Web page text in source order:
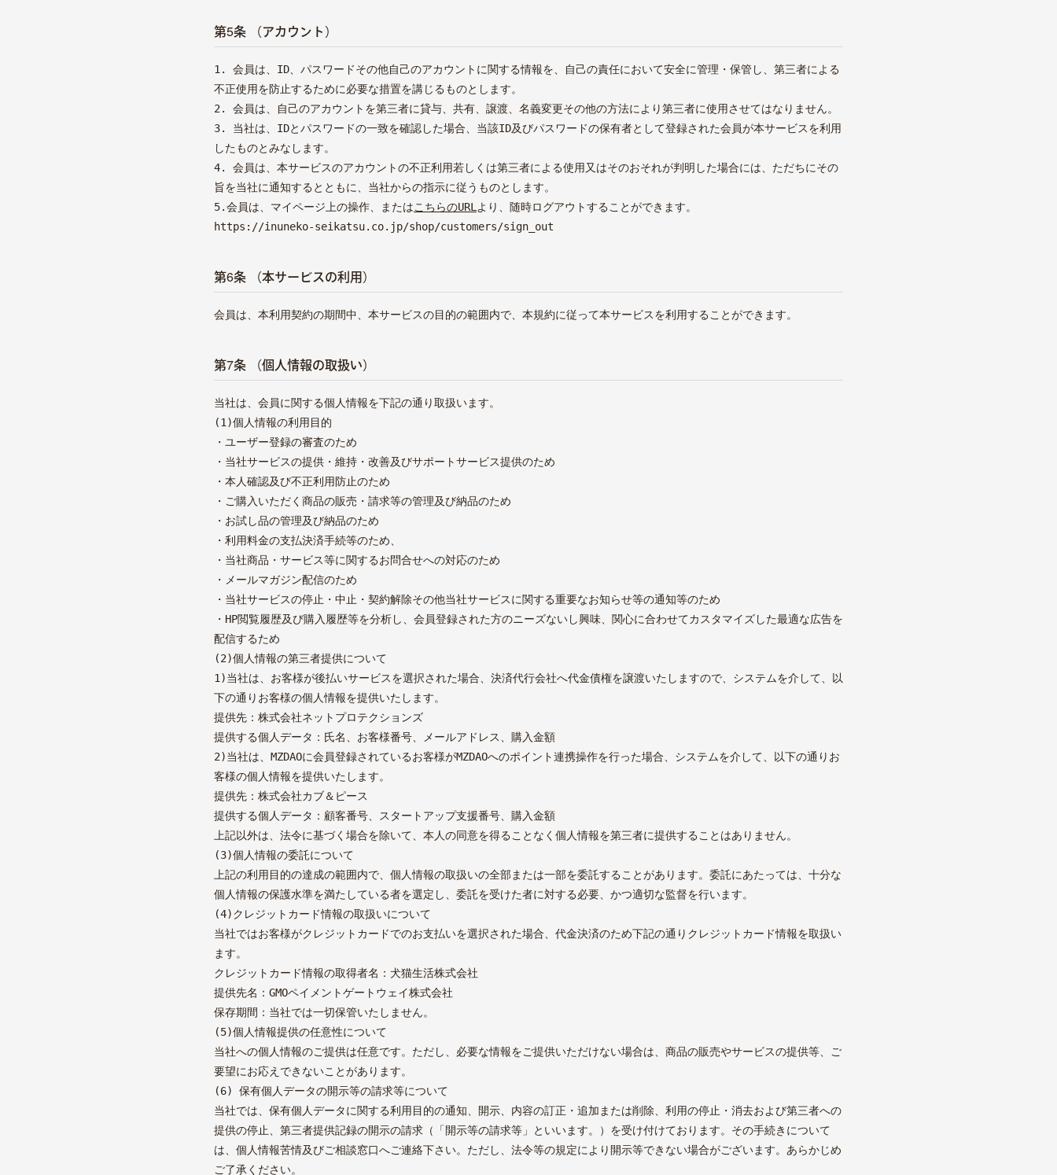
安心安全へのこだわり
往診クリニック
殺処分ゼロをめざして
カート
OFFICIAL SNS LINE X note Instagram〈dog〉
Instagram〈cat〉
Instagram〈clinic〉
第5条 （アカウント）
1. 会員は、ID、パスワードその他自己のアカウントに関する情報を、自己の責任において安全に管理・保管し、第三者による
不正使用を防止するために必要な措置を講じるものとします。
2. 会員は、自己のアカウントを第三者に貸与、共有、譲渡、名義変更その他の方法により第三者に使用させてはなりません。
3. 当社は、IDとパスワードの一致を確認した場合、当該ID及びパスワードの保有者として登録された会員が本サービスを利用
したものとみなします。
4. 会員は、本サービスのアカウントの不正利用若しくは第三者による使用又はそのおそれが判明した場合には、ただちにその
旨を当社に通知するとともに、当社からの指示に従うものとします。
5.会員は、マイページ上の操作、またはこちらのURL より、随時ログアウトすることができます。
https://inuneko-seikatsu.co.jp/shop/customers/sign_out
第6条 （本サービスの利用）
会員は、本利用契約の期間中、本サービスの目的の範囲内で、本規約に従って本サービスを利用することができます。
第7条 （個人情報の取扱い）
当社は、会員に関する個人情報を下記の通り取扱います。
(1)個人情報の利用目的
・ユーザー登録の審査のため
・当社サービスの提供・維持・改善及びサポートサービス提供のため
・本人確認及び不正利用防止のため
・ご購入いただく商品の販売・請求等の管理及び納品のため
・お試し品の管理及び納品のため
・利用料金の支払決済手続等のため、
・当社商品・サービス等に関するお問合せへの対応のため
・メールマガジン配信のため
・当社サービスの停止・中止・契約解除その他当社サービスに関する重要なお知らせ等の通知等のため
・HP閲覧履歴及び購入履歴等を分析し、会員登録された方のニーズないし興味、関心に合わせてカスタマイズした最適な広告を
配信するため
(2)個人情報の第三者提供について
1)当社は、お客様が後払いサービスを選択された場合、決済代行会社へ代金債権を譲渡いたしますので、システムを介して、以
下の通りお客様の個人情報を提供いたします。
提供先：株式会社ネットプロテクションズ
提供する個人データ：氏名、お客様番号、メールアドレス、購入金額
2)当社は、MZDAOに会員登録されているお客様がMZDAOへのポイント連携操作を行った場合、システムを介して、以下の通りお
客様の個人情報を提供いたします。
提供先：株式会社カブ＆ピース
提供する個人データ：顧客番号、スタートアップ支援番号、購入金額
上記以外は、法令に基づく場合を除いて、本人の同意を得ることなく個人情報を第三者に提供することはありません。
(3)個人情報の委託について
上記の利用目的の達成の範囲内で、個人情報の取扱いの全部または一部を委託することがあります。委託にあたっては、十分な
個人情報の保護水準を満たしている者を選定し、委託を受けた者に対する必要、かつ適切な監督を行います。
(4)クレジットカード情報の取扱いについて
当社ではお客様がクレジットカードでのお支払いを選択された場合、代金決済のため下記の通りクレジットカード情報を取扱い
ます。
クレジットカード情報の取得者名：犬猫生活株式会社
提供先名：GMOペイメントゲートウェイ株式会社
保存期間：当社では一切保管いたしません。
(5)個人情報提供の任意性について
当社への個人情報のご提供は任意です。ただし、必要な情報をご提供いただけない場合は、商品の販売やサービスの提供等、ご
要望にお応えできないことがあります。
(6) 保有個人データの開示等の請求等について
当社では、保有個人データに関する利用目的の通知、開示、内容の訂正・追加または削除、利用の停止・消去および第三者への
提供の停止、第三者提供記録の開示の請求（「開示等の請求等」といいます。）を受け付けております。その手続きについて
は、個人情報苦情及びご相談窓口へご連絡下さい。ただし、法令等の規定により開示等できない場合がございます。あらかじめ
ご了承ください。